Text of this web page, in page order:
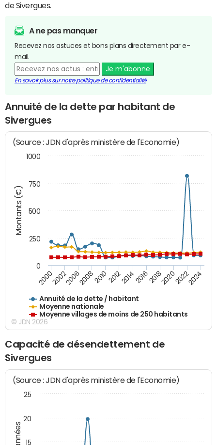
de Sivergues.
A ne pas manquer
Recevez nos astuces et bons plans directement par e-
mail.
Je m'abonne
En savoir plus sur notre politique de confidentialité
Annuité de la dette par habitant de
Sivergues
Montants (€)
(Source : JDN d'après ministère de l'Economie)
Annuité de la dette / habitant
Moyenne nationale
Moyenne villages de moins de 250 habitants
200020022006200820102012201420162018202020222024
0
250
500
750
1000
© JDN 2026
Capacité de désendettement de
Sivergues
(Source : JDN d'après ministère de l'Economie)
15
20
25